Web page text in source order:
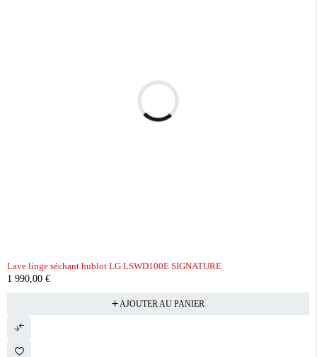
Lave linge séchant hublot LG LSWD100E SIGNATURE
1 990,00 €
AJOUTER AU PANIER